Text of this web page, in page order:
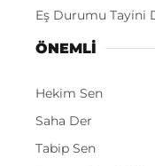
Eş Durumu Tayini
ÖNEMLI
Hekim Sen
Saha Der
Tabip Sen